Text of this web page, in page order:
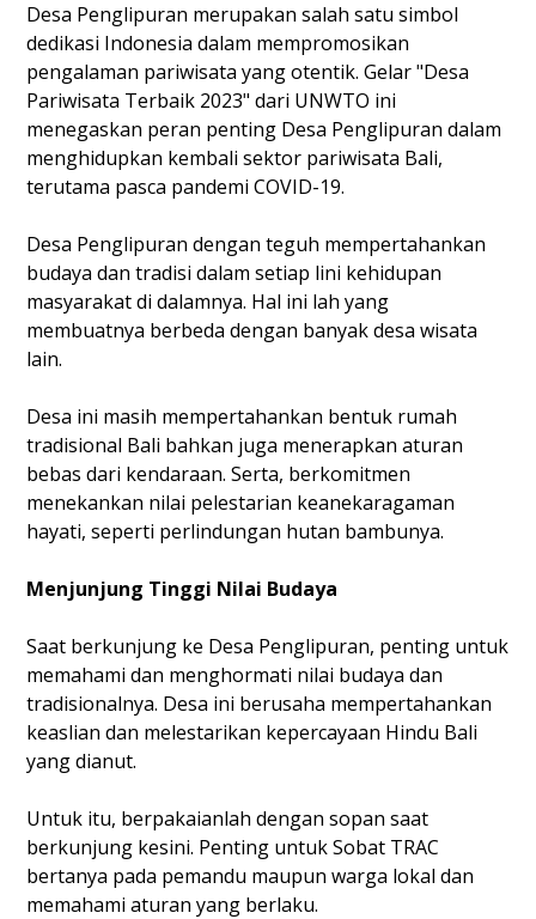
Desa Penglipuran merupakan salah satu simbol
dedikasi Indonesia dalam mempromosikan
pengalaman pariwisata yang otentik. Gelar "Desa
Pariwisata Terbaik 2023" dari UNWTO ini
menegaskan peran penting Desa Penglipuran dalam
menghidupkan kembali sektor pariwisata Bali,
terutama pasca pandemi COVID-19.
Desa Penglipuran dengan teguh mempertahankan
budaya dan tradisi dalam setiap lini kehidupan
masyarakat di dalamnya. Hal ini lah yang
membuatnya berbeda dengan banyak desa wisata
lain.
Desa ini masih mempertahankan bentuk rumah
tradisional Bali bahkan juga menerapkan aturan
bebas dari kendaraan. Serta, berkomitmen
menekankan nilai pelestarian keanekaragaman
hayati, seperti perlindungan hutan bambunya.
Menjunjung Tinggi Nilai Budaya
Saat berkunjung ke Desa Penglipuran, penting untuk
memahami dan menghormati nilai budaya dan
tradisionalnya. Desa ini berusaha mempertahankan
keaslian dan melestarikan kepercayaan Hindu Bali
yang dianut.
Untuk itu, berpakaianlah dengan sopan saat
berkunjung kesini. Penting untuk Sobat TRAC
bertanya pada pemandu maupun warga lokal dan
memahami aturan yang berlaku.